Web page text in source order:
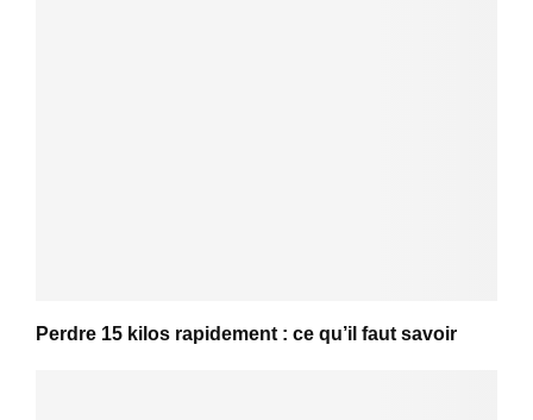
Perdre 15 kilos rapidement : ce qu’il faut savoir